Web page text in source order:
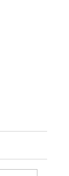
informieren zu